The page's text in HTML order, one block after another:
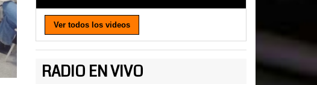
Ver todos los videos
RADIO EN VIVO